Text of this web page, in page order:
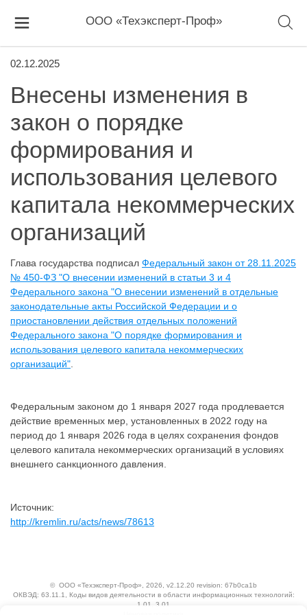
ООО «Техэксперт-Проф»
02.12.2025
Внесены изменения в
закон о порядке
формирования и
использования целевого
капитала некоммерческих
организаций
Глава государства подписал Федеральный закон от 28.11.2025
№ 450-ФЗ "О внесении изменений в статьи 3 и 4
Федерального закона "О внесении изменений в отдельные
законодательные акты Российской Федерации и о
приостановлении действия отдельных положений
Федерального закона "О порядке формирования и
использования целевого капитала некоммерческих
организаций"
Федеральным законом до 1 января 2027 года продлевается
действие временных мер, установленных в 2022 году на
период до 1 января 2026 года в целях сохранения фондов
целевого капитала некоммерческих организаций в условиях
внешнего санкционного давления.
Источник:
http://kremlin.ru/acts/news/78613
© ООО «Техэксперт-Проф» , 2026, v2.12.20 revision: 67b0ca1b
ОКВЭД: 63.11.1, Коды видов деятельности в области информационных технологий:
1.01, 3.01